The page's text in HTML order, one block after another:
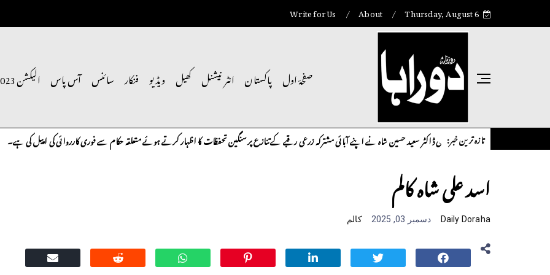
Thursday, August 6
About
Write for Us
صفحۂ اول پاکستان انٹر نیشنل کھیل ویڈیو فنکار سائنس آس پاس الیکشن 2023
تازہ ترین خبر:
اوورسیز پاکستانی ڈاکٹر سعید حسین شاہ نے اپنے آبائی مشترکہ زرعی رقبے کے تنازع پر سنگین تحفظات کا اظہار کرتے ہوئے متعلقہ حکام سے فوری کارروائی کی اپیل کی ہے۔
اسد علی شاہ کالم
Daily Doraha دسمبر 03, 2025 کالم